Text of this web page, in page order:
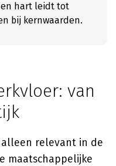
en hart leidt tot
bij kernwaarden.
van
relevant in de
maatschappelijke